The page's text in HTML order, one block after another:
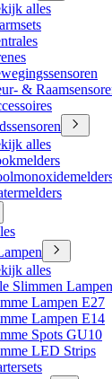
alles
&
alles
alles
Slimmen Lampen
Lampen E27
Lampen E14
Spots GU10
LED Strips